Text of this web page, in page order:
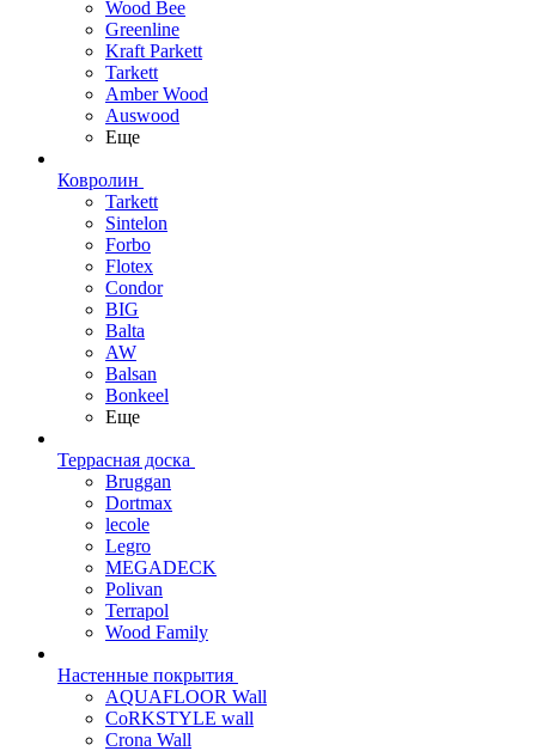
Wood Bee
Greenline
Kraft Parkett
Tarkett
Amber Wood
Auswood
Еще
Ковролин
Tarkett
Sintelon
Forbo
Flotex
Condor
BIG
Balta
AW
Balsan
Bonkeel
Еще
Террасная доска
Bruggan
Dortmax
lecole
Legro
MEGADECK
Polivan
Terrapol
Wood Family
Настенные покрытия
AQUAFLOOR Wall
CoRKSTYLE wall
Crona Wall